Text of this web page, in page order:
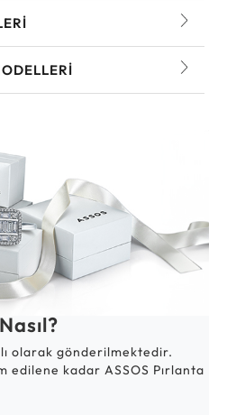
olarak gönderilmektedir.
edilene kadar ASSOS Pırlanta